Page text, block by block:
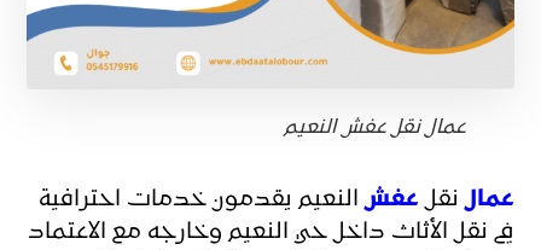
عمال نقل عفش النعيم
عمالنقل عفشالنعيم يقدمون خدمات احترافية
في نقل الأثاث داخل حي النعيم وخارجه مع الاعتماد